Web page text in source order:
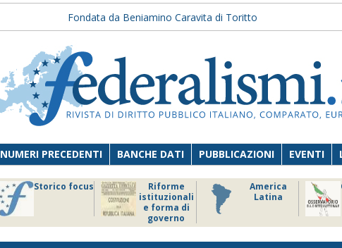
Fondata da Beniamino Caravita di Toritto
NUMERI PRECEDENTI BANCHE DATI PUBBLICAZIONI EVENTI
Storico focus
Riforme
istituzionali
e forma di
governo
America
Latina